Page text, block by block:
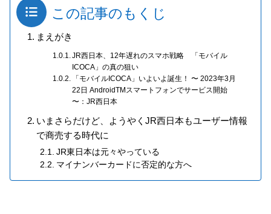
この記事のもくじ
まえがき
JR西日本、12年遅れのスマホ戦略 「モバイル
ICOCA」の真の狙い
「モバイルICOCA」いよいよ誕生！ 〜 2023年3月
22日 AndroidTMスマートフォンでサービス開始
〜：JR西日本
いまさらだけど、ようやくJR西日本もユーザー情報
で商売する時代に
JR東日本は元々やっている
マイナンバーカードに否定的な方へ